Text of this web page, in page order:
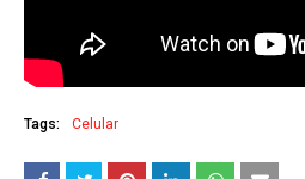
Tags: Celular